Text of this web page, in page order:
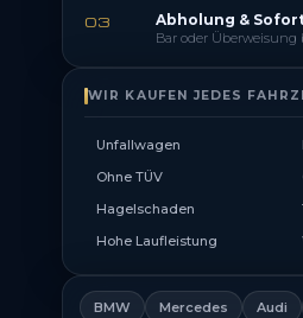
03 Abholung &
Bar oder Überweisung
WIR KAUFEN JEDES
Unfallwagen
Ohne TÜV
Hagelschaden
Hohe Laufleistung
BMW Mercedes Audi